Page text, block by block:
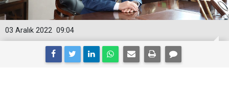
09:04
03 Aralık 2022